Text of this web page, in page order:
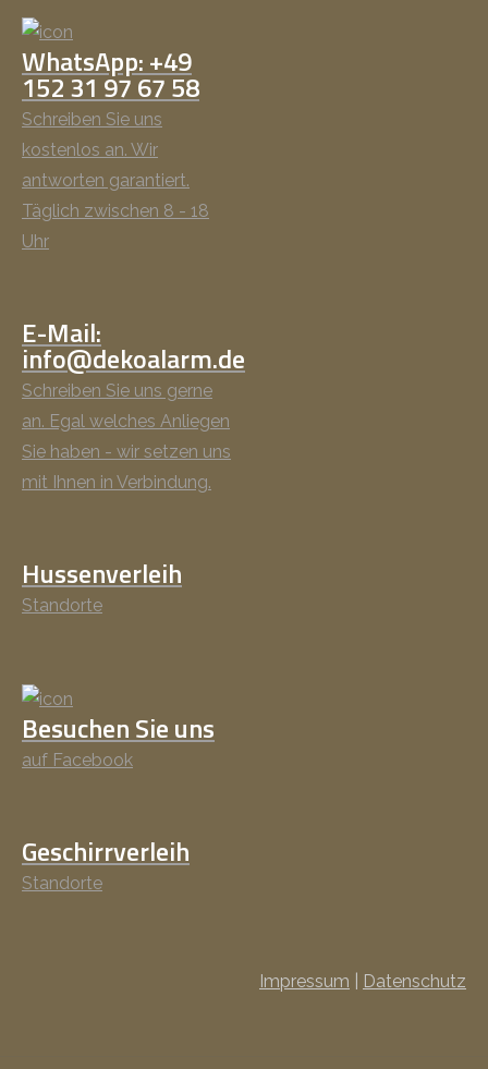
WhatsApp: +49
152 31 97 67 58
Schreiben Sie uns
kostenlos an. Wir
antworten garantiert.
Täglich zwischen 8 - 18
Uhr
E-Mail:
info@dekoalarm.de
Schreiben Sie uns gerne
an. Egal welches Anliegen
Sie haben - wir setzen uns
mit Ihnen in Verbindung.
Hussenverleih
Standorte
Besuchen Sie uns
auf Facebook
Geschirrverleih
Standorte
Impressum Datenschutz